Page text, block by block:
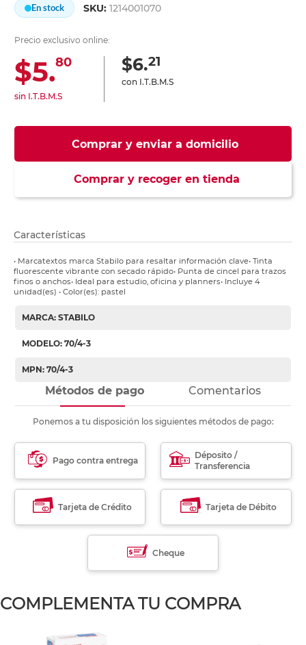
En stock SKU:1214001070
Precio exclusivo online:
$5.80
sin I.T.B.M.S
$6.21
con I.T.B.M.S
Comprar y enviar a domicilio
Comprar y recoger en tienda
Características
• Marcatextos marca Stabilo para resaltar información clave• Tinta
fluorescente vibrante con secado rápido• Punta de cincel para trazos
finos o anchos• Ideal para estudio, oficina y planners• Incluye 4
unidad(es) • Color(es): pastel
MARCA: STABILO
MODELO: 70/4-3
MPN: 70/4-3
Métodos de pago Comentarios
Ponemos a tu disposición los siguientes métodos de pago:
Pago contra entrega
Déposito /
Transferencia
Tarjeta de Crédito Tarjeta de Débito
Cheque
COMPLEMENTA TU COMPRA